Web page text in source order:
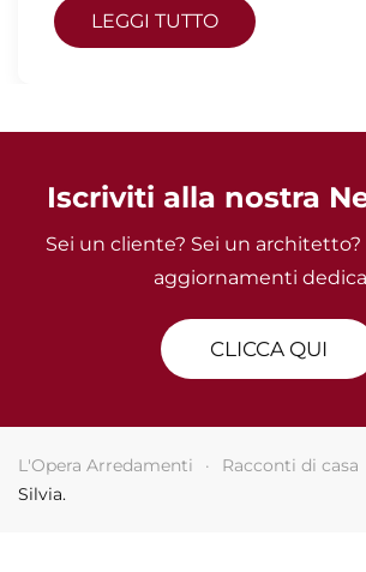
LEGGI TUTTO
Iscriviti alla nostra
Sei un cliente? Sei un architetto?
aggiornamenti
CLICCA QUI
L'Opera Arredamenti Racconti di casa
Silvia.